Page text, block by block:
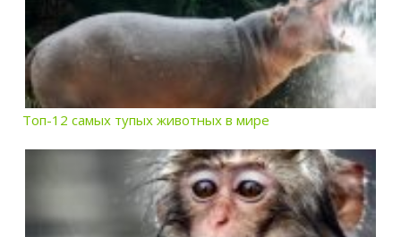
Топ-12 самых тупых животных в мире